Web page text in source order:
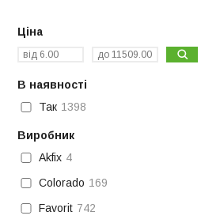
Ціна
В наявності
Так 1398
Виробник
Akfix 4
Colorado 169
Favorit 742